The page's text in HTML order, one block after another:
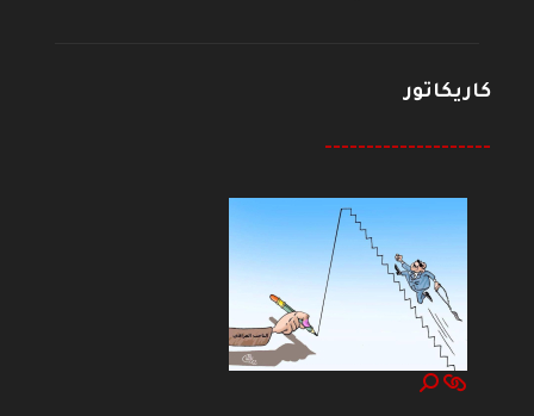
كاريكاتور
--------------------